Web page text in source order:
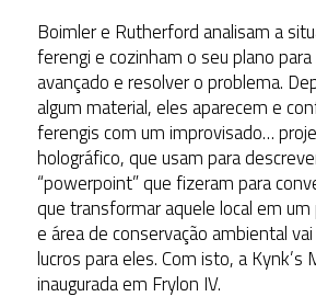
Boimler e Rutherford analisam a
ferengi e cozinham o seu plano
avançado e resolver o problema.
algum material, eles aparecem e
ferengis com um improvisado…
holográfico, que usam para
“powerpoint” que fizeram para
que transformar aquele local em
e área de conservação ambiental
lucros para eles. Com isto, a Kynk’s
inaugurada em Frylon IV.